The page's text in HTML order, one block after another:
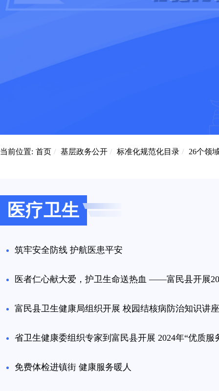
当前位置: 首页 / 基层政务公开 / 标准化规范化目录 / 26个领
医疗卫生
筑牢安全防线 护航医患平安
医者仁心献大爱，护卫生命送热血 ——富民县开展
富民县卫生健康局组织开展 校园结核病防治知识讲座
省卫生健康委组织专家到富民县开展 2024年“优质服
免费体检进镇街 健康服务暖人